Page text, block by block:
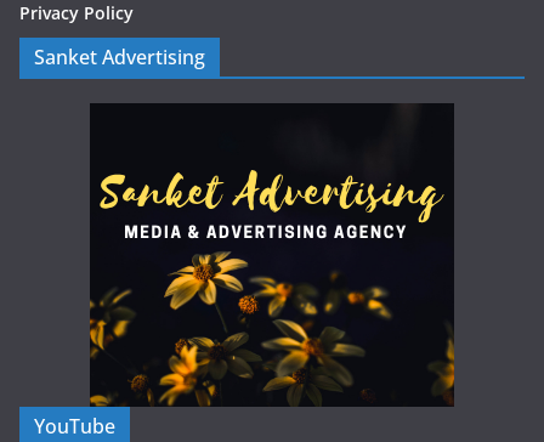
Privacy Policy
Sanket Advertising
YouTube